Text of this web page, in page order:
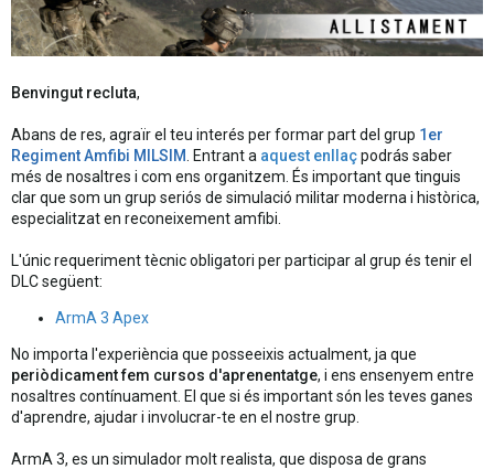
Benvingut recluta,
Abans de res, agraïr el teu interés per formar part del grup 1er
Regiment Amfibi MILSIM
. Entrant a aquest enllaçpodrás saber
més de nosaltres i com ens organitzem. És important que tinguis
clar que som un grup seriós de simulació militar moderna i històrica,
especialitzat en reconeixement amfibi.
L'únic requeriment tècnic obligatori per participar al grup és tenir el
DLC següent:
ArmA 3 Apex
No importa l'experiència que posseeixis actualment, ja que
periòdicament fem cursos d'aprenentatge, i ens ensenyem entre
nosaltres contínuament. El que si és important són les teves ganes
d'aprendre, ajudar i involucrar-te en el nostre grup.
ArmA 3, es un simulador molt realista, que disposa de grans